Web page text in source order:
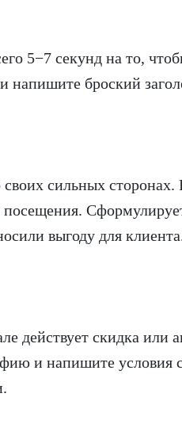
5−7 секунд на то,
броский
своих сильных
выгоду для
действует скидка или
и напишите условия